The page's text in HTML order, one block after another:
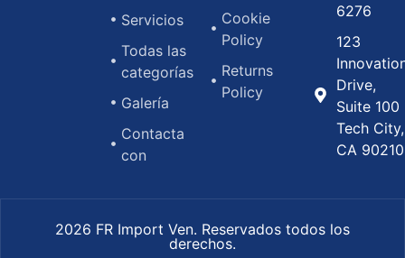
Servicios
Todas las
categorías
Galería
Contacta
con
Cookie
Policy
Returns
Policy
6276
123
Drive,
Suite 100
Tech City,
CA 90210
2026 FR Import Ven. Reservados todos los
derechos.